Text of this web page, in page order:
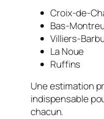
Croix-de-
Bas-
Villiers-
La Noue
Ruffins
Une estimation
indispensable
chacun.